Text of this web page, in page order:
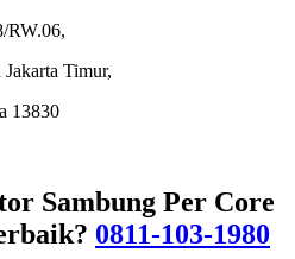
RW.06,
Timur,
13830
Sambung Per Core
0811-103-1980